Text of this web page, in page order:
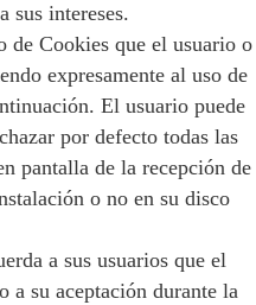
sus intereses.
de Cookies que el usuario o
expresamente al uso de
El usuario puede
por defecto todas las
pantalla de la recepción de
o no en su disco
a sus usuarios que el
a su aceptación durante la